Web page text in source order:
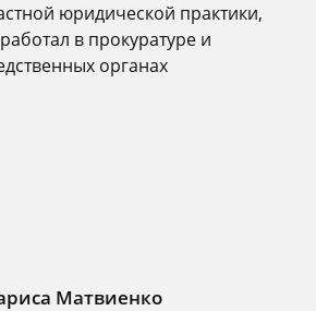
юридической практики,
в прокуратуре и
органах
Матвиенко